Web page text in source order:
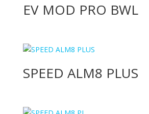
EV MOD PRO BWL
SPEED ALM8 PLUS